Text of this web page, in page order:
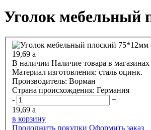
Уголок мебельный
19,69 a
В наличии Наличие товара в
Материал изготовления: сталь оцинк.
Производитель: Ворман
Страна происхождения: Германия
-
+
19,69 a
в корзину
Продолжить покупки Оформить заказ